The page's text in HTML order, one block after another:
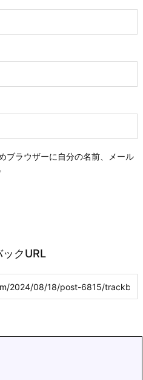
ブラウザーに自分の名前、メール
クURL